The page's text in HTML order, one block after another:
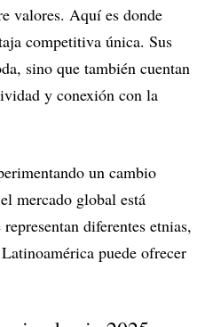
valores. Aquí es donde
competitiva única. Sus
sino que también cuentan
y conexión con la
un cambio
mercado global está
diferentes etnias,
puede ofrecer